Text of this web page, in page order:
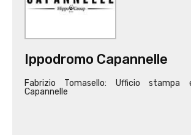
Ippodromo Capannelle
Fabrizio Tomasello: Ufficio stampa
Capannelle